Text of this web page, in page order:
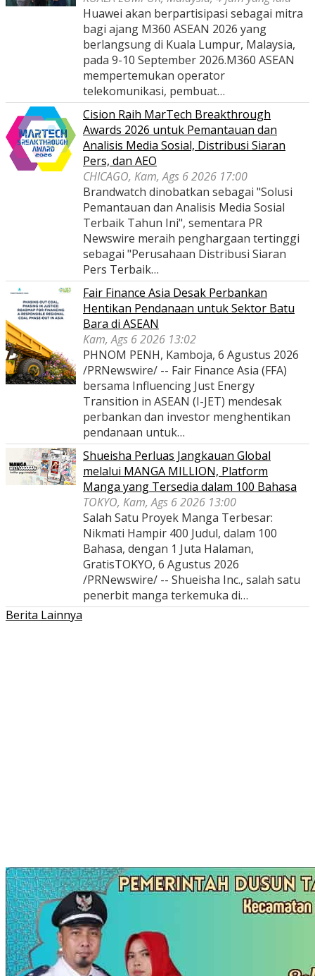
Huawei akan berpartisipasi sebagai mitra
bagi ajang M360 ASEAN 2026 yang
berlangsung di Kuala Lumpur, Malaysia,
pada 9-10 September 2026.M360 ASEAN
mempertemukan operator
telekomunikasi, pembuat…
Cision Raih MarTech Breakthrough
Awards 2026 untuk Pemantauan dan
Analisis Media Sosial, Distribusi Siaran
Pers, dan AEO
CHICAGO, Kam, Ags 6 2026 17:00
Brandwatch dinobatkan sebagai "Solusi
Pemantauan dan Analisis Media Sosial
Terbaik Tahun Ini", sementara PR
Newswire meraih penghargaan tertinggi
sebagai "Perusahaan Distribusi Siaran
Pers Terbaik…
Fair Finance Asia Desak Perbankan
Hentikan Pendanaan untuk Sektor Batu
Bara di ASEAN
Kam, Ags 6 2026 13:02
PHNOM PENH, Kamboja, 6 Agustus 2026
/PRNewswire/ -- Fair Finance Asia (FFA)
bersama Influencing Just Energy
Transition in ASEAN (I-JET) mendesak
perbankan dan investor menghentikan
pendanaan untuk…
Shueisha Perluas Jangkauan Global
melalui MANGA MILLION, Platform
Manga yang Tersedia dalam 100 Bahasa
TOKYO, Kam, Ags 6 2026 13:00
Salah Satu Proyek Manga Terbesar:
Nikmati Hampir 400 Judul, dalam 100
Bahasa, dengan 1 Juta Halaman,
GratisTOKYO, 6 Agustus 2026
/PRNewswire/ -- Shueisha Inc., salah satu
penerbit manga terkemuka di…
Berita Lainnya